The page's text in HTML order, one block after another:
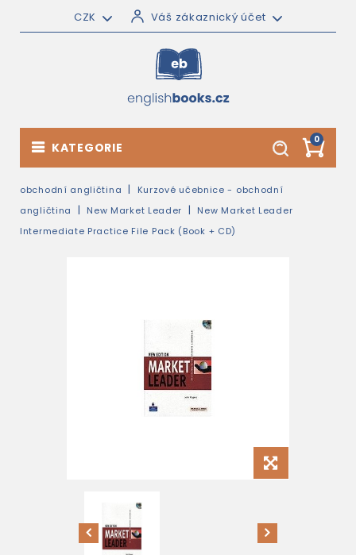
CZK Váš zákaznický účet
0
KATEGORIE
obchodní angličtina
Kurzové učebnice - obchodní
angličtina
New Market Leader
New Market Leader
Intermediate Practice File Pack (Book + CD)